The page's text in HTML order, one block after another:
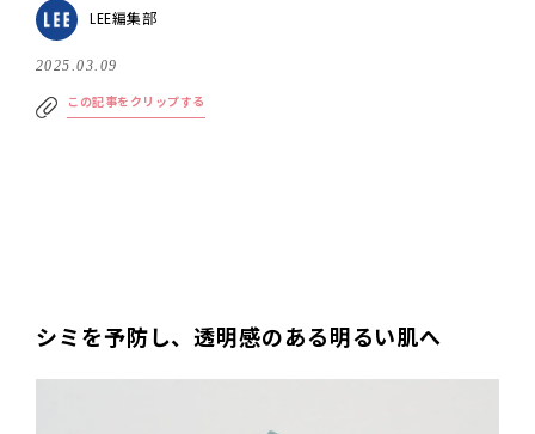
LEE編集部
2025.03.09
この記事をクリップする
シミを予防し、透明感のある明るい肌へ